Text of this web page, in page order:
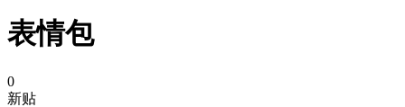
表情包
0
新贴